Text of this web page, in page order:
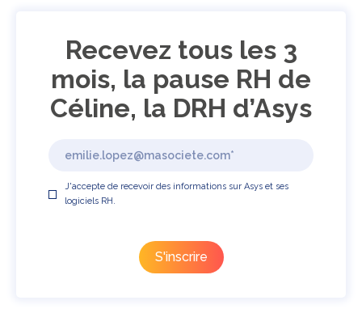
Recevez tous les 3
mois, la pause RH de
Céline, la DRH d’Asys
J'accepte de recevoir des informations sur Asys et ses
logiciels RH.